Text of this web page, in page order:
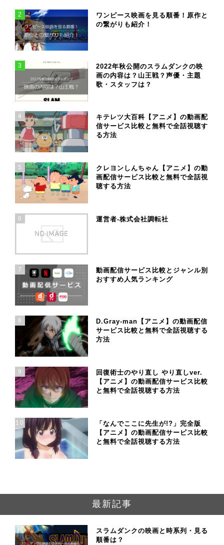
2
ワンピース映画を見る順番！原作と
の繋がりも紹介！
3
2022年秋公開のスラムダンクの映
画の内容は？山王戦？声優・主題
歌・スタッフは？
4
キテレツ大百科【アニメ】の動画配
信サービス比較と無料で全話視聴す
る方法
5
クレヨンしんちゃん【アニメ】の動
画配信サービス比較と無料で全話視
聴する方法
6 運営者-株式会社調転社
7
動画配信サービス比較とジャンル別
おすすめ人気ランキング
8
D.Gray-man【アニメ】の動画配信
サービス比較と無料で全話視聴する
方法
9
回復術士のやり直し やり直しver.
【アニメ】の動画配信サービス比較
と無料で全話視聴する方法
10
「なんでここに先生が!?」完全版
【アニメ】の動画配信サービス比較
と無料で全話視聴する方法
最新記事
スラムダンクの映画と時系列・見る
順番は？